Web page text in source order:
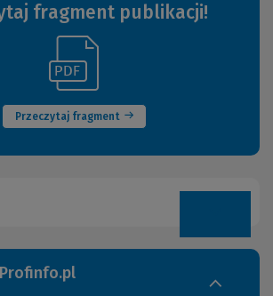
fragment publikacji!
Przeczytaj fragment
(Nowe
okno)
innej